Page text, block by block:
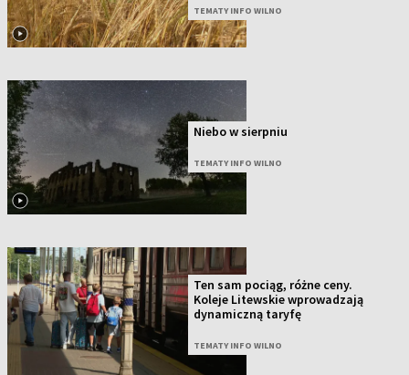
TEMATY INFO WILNO
Niebo w sierpniu
TEMATY INFO WILNO
Ten sam pociąg, różne ceny.
Koleje Litewskie wprowadzają
dynamiczną taryfę
TEMATY INFO WILNO